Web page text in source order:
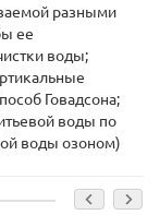
разными
ее
воды;
Говадсона;
воды по
воды озоном)